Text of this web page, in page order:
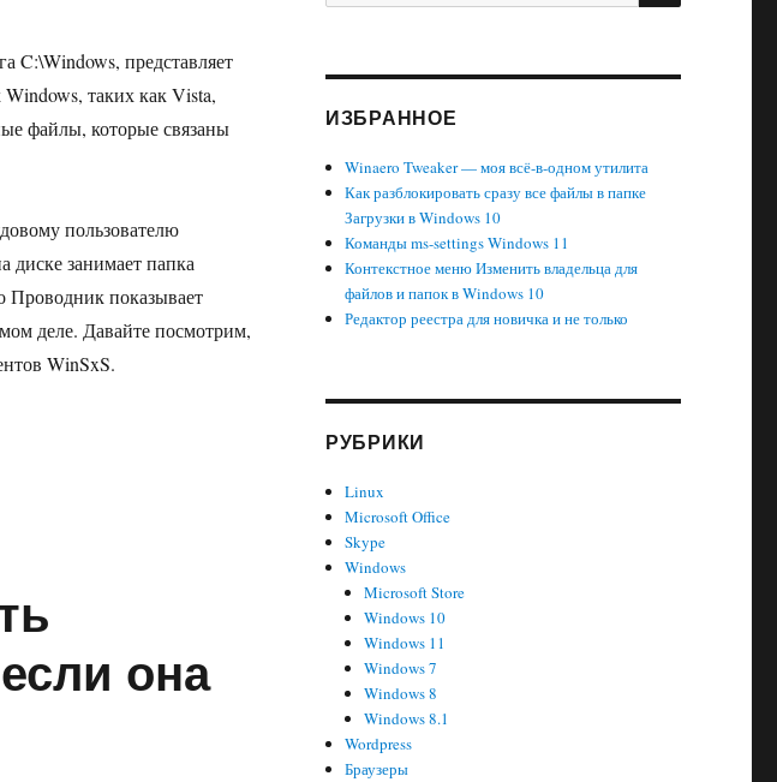
C:\Windows, представляет
таких как Vista,
файлы, которые связаны
пользователю
диске занимает папка
Проводник показывает
деле. Давайте посмотрим,
WinSxS.
8»
она
ИЗБРАННОЕ
Winaero Tweaker — моя всё-в-одном утилита
Как разблокировать сразу все файлы в папке
Загрузки в Windows 10
Команды ms-settings Windows 11
Контекстное меню Изменить владельца для
файлов и папок в Windows 10
Редактор реестра для новичка и не только
РУБРИКИ
Linux
Microsoft Office
Skype
Windows
Microsoft Store
Windows 10
Windows 11
Windows 7
Windows 8
Windows 8.1
Wordpress
Браузеры